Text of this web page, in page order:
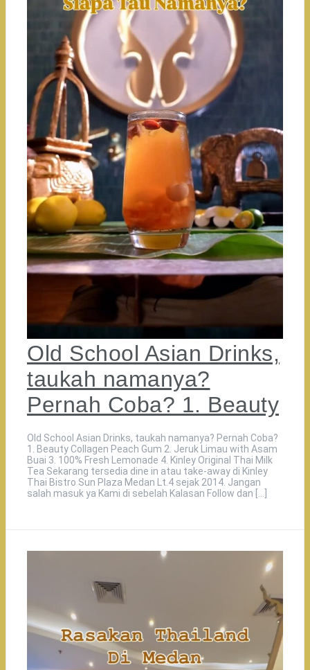
Old School Asian Drinks,
taukah namanya?
Pernah Coba? 1. Beauty
Old School Asian Drinks, taukah namanya? Pernah Coba?
1. Beauty Collagen Peach Gum 2. Jeruk Limau with Asam
Buai 3. 100% Fresh Lemonade 4. Kinley Original Thai Milk
Tea Sekarang tersedia dine in atau take-away di Kinley
Thai Bistro Sun Plaza Medan Lt.4 sejak 2014. Jangan
salah masuk ya Kami di sebelah Kalasan Follow dan […]